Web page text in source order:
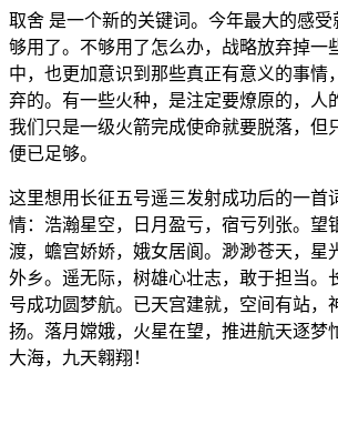
取舍 是一个新的关键词。今年最大的感
够用了。不够用了怎么办，战略放弃掉一
中，也更加意识到那些真正有意义的事情
弃的。有一些火种，是注定要燎原的，人
我们只是一级火箭完成使命就要脱落，但
便已足够。
这里想用长征五号遥三发射成功后的一首
情：浩瀚星空，日月盈亏，宿亏列张。望
渡，蟾宫娇娇，娥女居阆。渺渺苍天，星
外乡。遥无际，树雄心壮志，敢于担当。
号成功圆梦航。已天宫建就，空间有站，
扬。落月嫦娥，火星在望，推进航天逐梦
大海，九天翱翔！